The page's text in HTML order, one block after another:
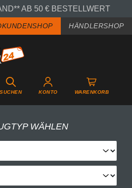
AB 50 € BESTELLWERT
HÄNDLERSHOP
SUCHEN KONTO WARENKORB
WÄHLEN